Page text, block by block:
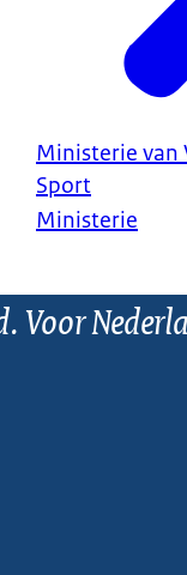
Ministerie van
Sport
Ministerie
Voor